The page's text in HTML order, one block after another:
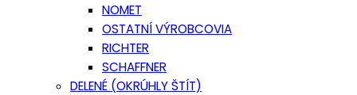
NOMET
OSTATNÍ VÝROBCOVIA
RICHTER
SCHAFFNER
DELENÉ (OKRÚHLY ŠTÍT)